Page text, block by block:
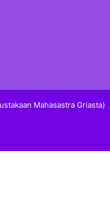
Mahasastra Griasta)